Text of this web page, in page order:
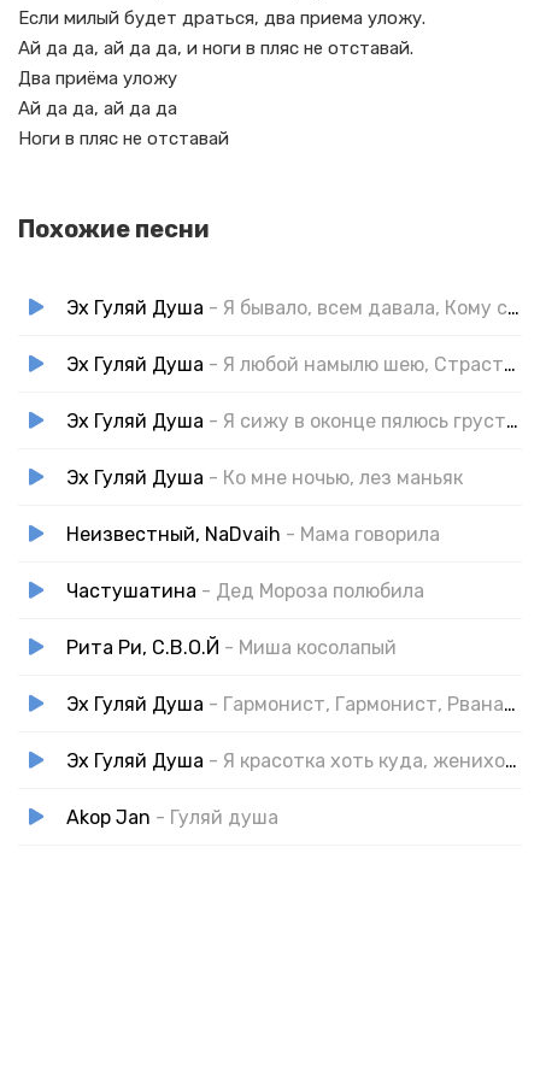
Если милый будет драться, два приема уложу.
Ай да да, ай да да, и ноги в пляс не отставай.
Два приёма уложу
Ай да да, ай да да
Ноги в пляс не отставай
Похожие песни
Эх Гуляй Душа - Я бывало, всем давала, Кому сколько нужно
Эх Гуляй Душа - Я любой намылю шею, Страстная, да пылкая
Эх Гуляй Душа - Я сижу в оконце пялюсь грусть тоска меня влекёт
Эх Гуляй Душа - Ко мне ночью, лез маньяк
Неизвестный, NaDvaih - Мама говорила
Частушатина - Дед Мороза полюбила
Рита Ри, С.В.О.Й - Миша косолапый
Эх Гуляй Душа - Гармонист, Гармонист, Рваная гармошка
Эх Гуляй Душа - Я красотка хоть куда, женихов всех увела
Akop Jan - Гуляй душа